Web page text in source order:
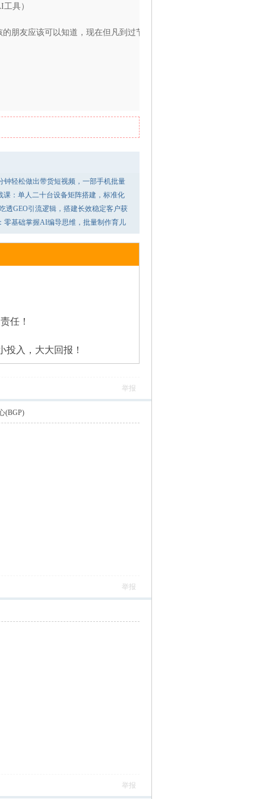
具）
朋友应该可以知道，现在但凡到过节（如中
钟轻松做出带货短视频，一部手机批量
课：单人二十台设备矩阵搭建，标准化
透GEO引流逻辑，搭建长效稳定客户获
零基础掌握AI编导思维，批量制作育儿
任！
投入，大大回报！
举报
(BGP)
举报
举报